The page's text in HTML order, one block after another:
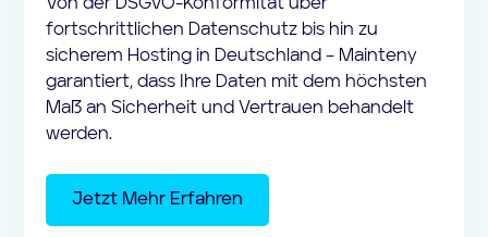
Von der DSGVO-Konformität über
fortschrittlichen Datenschutz bis hin zu
sicherem Hosting in Deutschland – Mainteny
garantiert, dass Ihre Daten mit dem höchsten
Maß an Sicherheit und Vertrauen behandelt
werden.
Jetzt Mehr Erfahren